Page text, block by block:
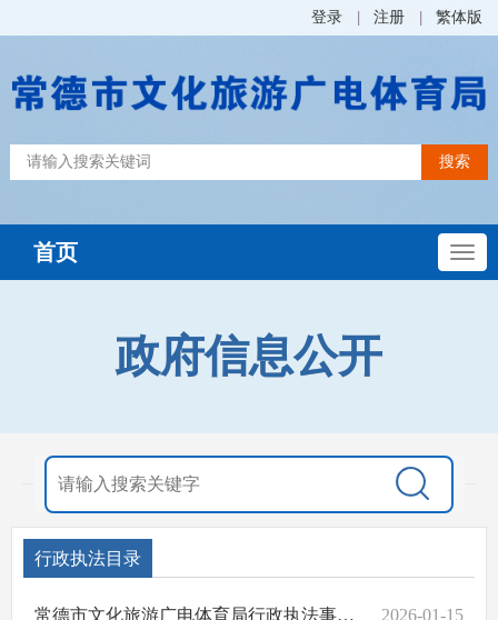
登录 注册 繁体版
首页
政府信息公开
行政执法目录
常德市文化旅游广电体育局行政执法事项指导目录 2026-01-15